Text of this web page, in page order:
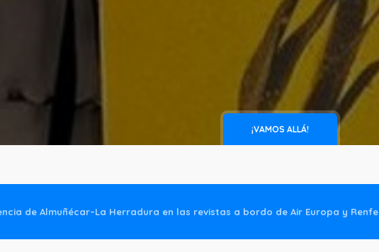
¡VAMOS ALLÁ!
de Almuñécar–La Herradura en las revistas a bordo de Air Europa y Renfe